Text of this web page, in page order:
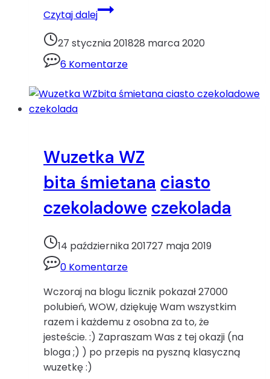
Czytaj dalejMurzynek
z
powidłami
i
czekoladowąciasto
olejem
czekolada
jajka
kakao
powidła
soda
oczyszczona
27 stycznia 201828 marca 2020
6 Komentarze
Wuzetka WZ
bita śmietana ciasto
czekoladowe czekolada
14 października 201727 maja 2019
0 Komentarze
Wczoraj na blogu licznik pokazał 27000
polubień, WOW, dziękuję Wam wszystkim
razem i każdemu z osobna za to, że
jesteście. :) Zapraszam Was z tej okazji (na
bloga ;) ) po przepis na pyszną klasyczną
wuzetkę :)